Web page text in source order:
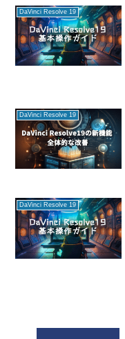
DaVinci Resolve 19
DaVinci Resolve 19
DaVinci Resolve 19